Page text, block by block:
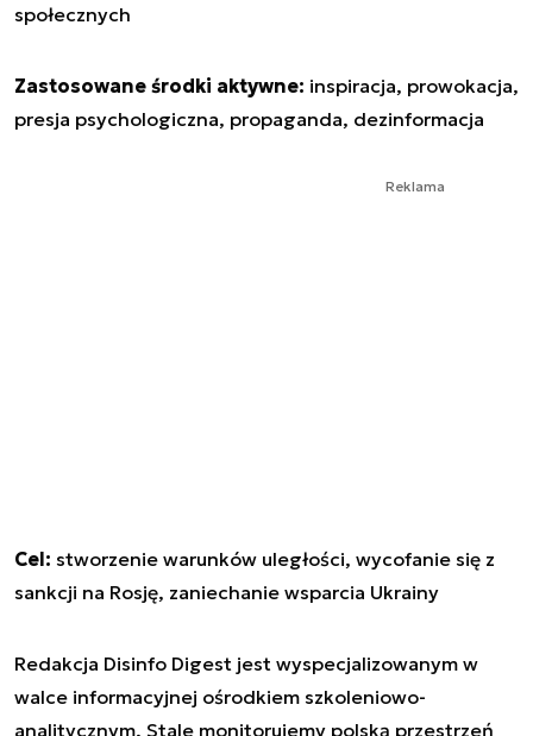
społecznych
Zastosowane środki aktywne: inspiracja, prowokacja,
presja psychologiczna, propaganda, dezinformacja
Reklama
Cel: stworzenie warunków uległości, wycofanie się z
sankcji na Rosję, zaniechanie wsparcia Ukrainy
Redakcja Disinfo Digest jest wyspecjalizowanym w
walce informacyjnej ośrodkiem szkoleniowo-
analitycznym. Stale monitorujemy polską przestrzeń